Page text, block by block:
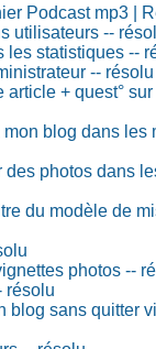
Podcast mp3 |
utilisateurs --
les statistiques --
-- résolu
+ quest°
blog dans les
des photos dans
du modèle de
photos --
résolu
blog sans quitter